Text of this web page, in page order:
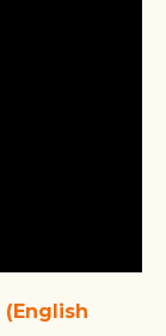
(English